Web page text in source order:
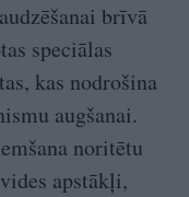
brīvā
speciālas
kas nodrošina
augšanai.
noritētu
apstākļi,